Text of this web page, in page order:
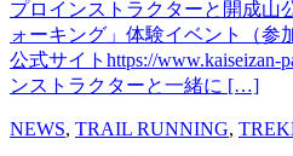
プロインストラクターと開成山
ォーキング」体験イベント（参
公式サイトhttps://www.kaiseizan-
ンストラクターと一緒に […]
NEWS, TRAIL RUNNING,